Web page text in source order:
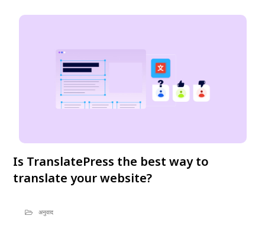
Is TranslatePress the best way to
translate your website?
अनुवाद